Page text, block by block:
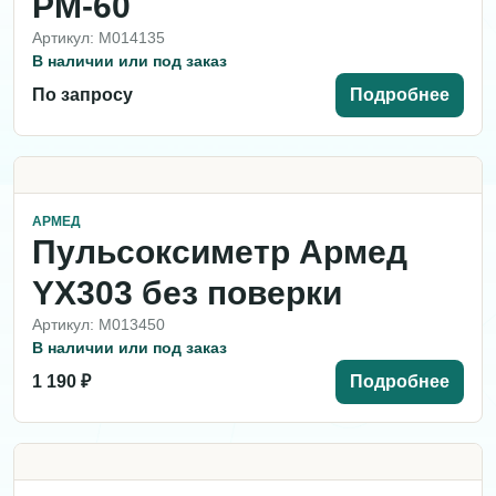
Артикул: M014135
В наличии или под заказ
По запросу Подробнее
АРМЕД
Пульсоксиметр Армед
YX303 без поверки
Артикул: M013450
В наличии или под заказ
1 190 ₽ Подробнее